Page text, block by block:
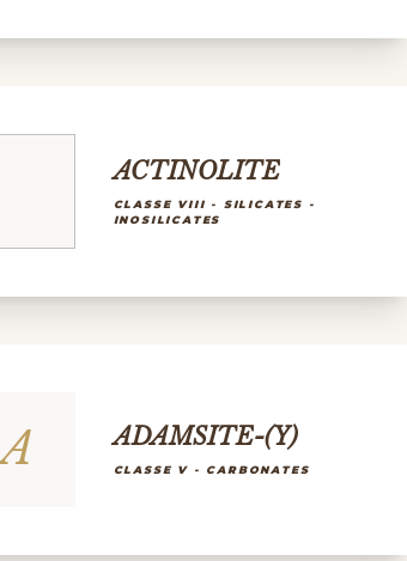
ACTINOLITE
CLASSE VIII - SILICATES -
INOSILICATES
A ADAMSITE-(Y)
CLASSE V - CARBONATES